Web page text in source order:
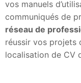
vos manuels
communiqués de
réseau de
réussir vos projets
localisation de CV